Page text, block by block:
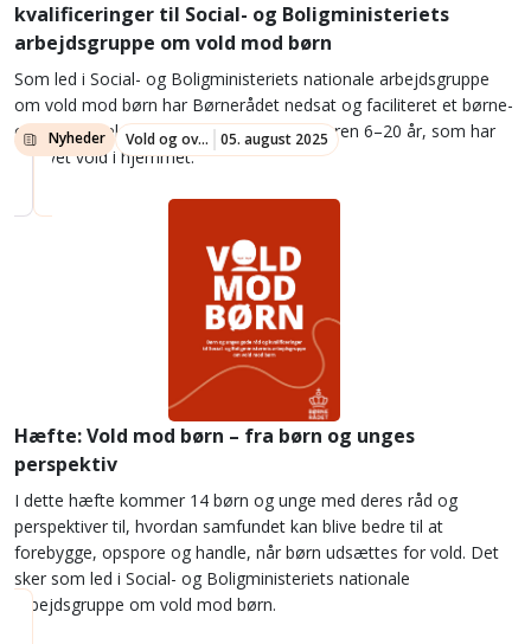
kvalificeringer til Social- og Boligministeriets
arbejdsgruppe om vold mod børn
Som led i Social- og Boligministeriets nationale arbejdsgruppe
om vold mod børn har Børnerådet nedsat og faciliteret et børne-
og ungepanel med 14 børn og unge i alderen 6–20 år, som har
oplevet vold i hjemmet.
Nyheder Vold og overgreb 05. august 2025
Hæfte: Vold mod børn – fra børn og unges
perspektiv
I dette hæfte kommer 14 børn og unge med deres råd og
perspektiver til, hvordan samfundet kan blive bedre til at
forebygge, opspore og handle, når børn udsættes for vold. Det
sker som led i Social- og Boligministeriets nationale
arbejdsgruppe om vold mod børn.